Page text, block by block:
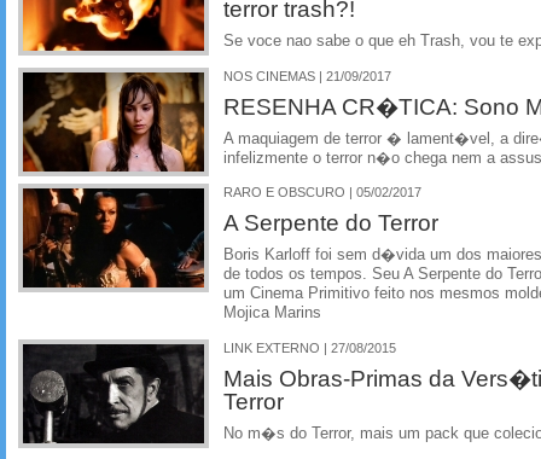
terror trash?!
Se voce nao sabe o que eh Trash, vou te
NOS CINEMAS | 21/09/2017
RESENHA CR�TICA: Sono
A maquiagem de terror � lament�vel, a
infelizmente o terror n�o chega nem a
RARO E OBSCURO | 05/02/2017
A Serpente do Terror
Boris Karloff foi sem d�vida um dos
de todos os tempos. Seu A Serpente do
um Cinema Primitivo feito nos mesmos
Mojica Marins
LINK EXTERNO | 27/08/2015
Mais Obras-Primas da
Terror
No m�s do Terror, mais um pack que